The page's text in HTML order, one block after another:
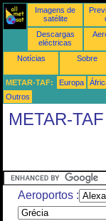
Imagens de
satélite
Descargas
eléctricas
Notícias Sobre
METAR-TAF: Europa
Outros
METAR-TAF
Aeroportos :